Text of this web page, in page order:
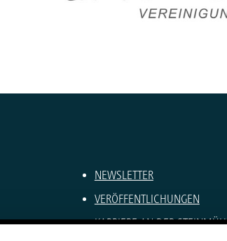
NEWSLETTER
VERÖFFENTLICHUNGEN
KARRIERE AN DER